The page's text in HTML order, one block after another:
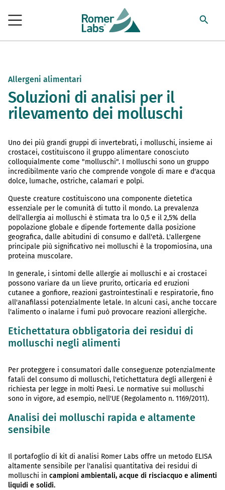
Allergeni alimentari
Soluzioni di analisi per il
rilevamento dei molluschi
Uno dei più grandi gruppi di invertebrati, i molluschi, insieme ai
crostacei, costituiscono il gruppo alimentare conosciuto
colloquialmente come "molluschi". I molluschi sono un gruppo
incredibilmente vario che comprende vongole di mare e d'acqua
dolce, lumache, ostriche, calamari e polpi.
Queste creature costituiscono una componente dietetica
essenziale per le comunità di tutto il mondo. La prevalenza
dell'allergia ai molluschi è stimata tra lo 0,5 e il 2,5% della
popolazione globale e dipende fortemente dalla posizione
geografica, dalle abitudini di consumo e dall'età. L'allergene
principale più significativo nei molluschi è la tropomiosina, una
proteina muscolare.
In generale, i sintomi delle allergie ai molluschi e ai crostacei
possono variare da un lieve prurito, orticaria ed eruzioni
cutanee a gonfiore, reazioni gastrointestinali e respiratorie, fino
all'anafilassi potenzialmente letale. In alcuni casi, anche toccare
l'alimento o inalarne i fumi può provocare reazioni allergiche.
Etichettatura obbligatoria dei residui di
molluschi negli alimenti
Per proteggere i consumatori dalle conseguenze potenzialmente
fatali del consumo di molluschi, l'etichettatura degli allergeni è
richiesta per legge in molti Paesi. Le normative sui molluschi
sono in vigore, ad esempio, nell'UE (Regolamento n. 1169/2011).
Analisi dei molluschi rapida e altamente
sensibile
Il portafoglio di kit di analisi Romer Labs offre un metodo ELISA
altamente sensibile per l'analisi quantitativa dei residui di
molluschi in campioni ambientali, acque di risciacquo e alimenti
liquidi e solidi.